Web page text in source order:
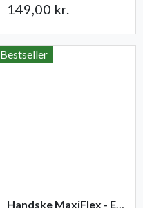
149,00 kr.
Bestseller
Handske MaxiFlex - Endurance